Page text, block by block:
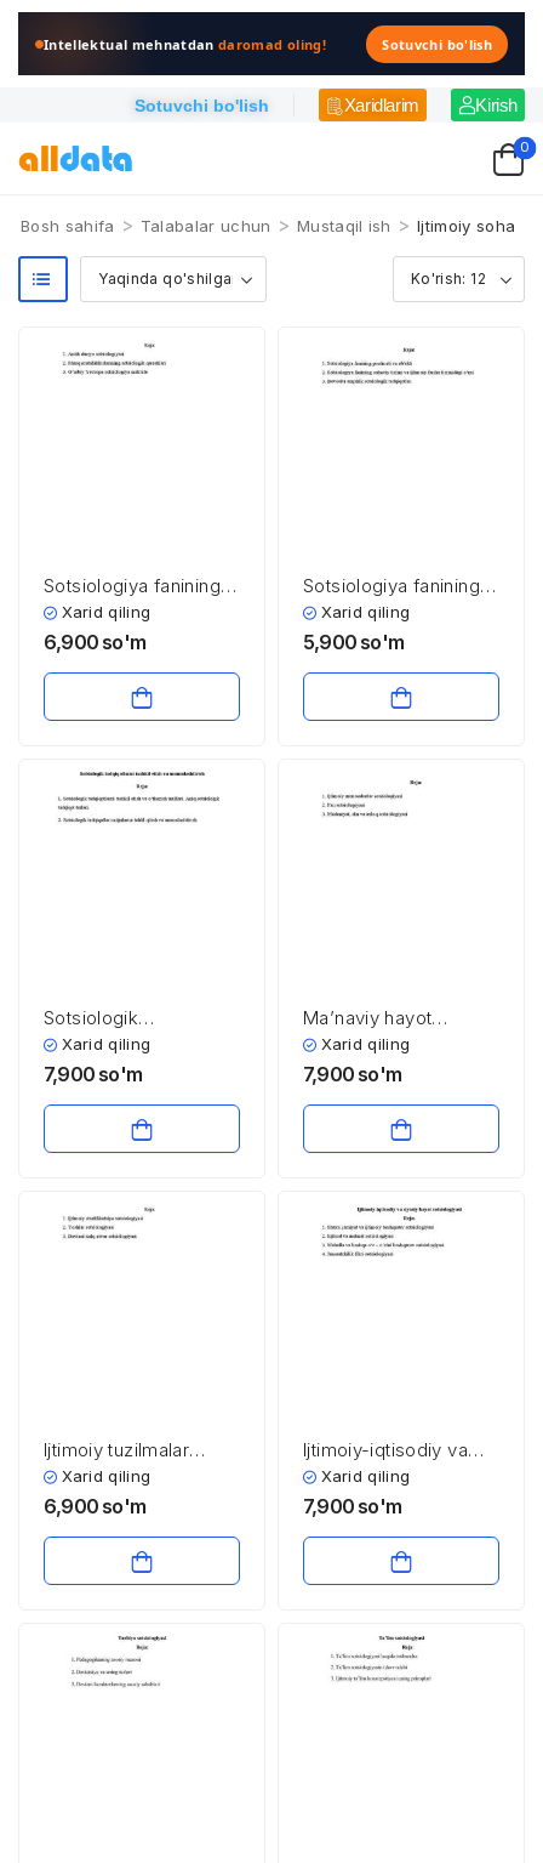
Intellektual mehnatdandaromad oling! Sotuvchi bo'lish
Sotuvchi bo'lish Xaridlarim Kirish
0
Bosh sahifa > Talabalar uchun > Mustaqil ish > Ijtimoiy soha
Sotsiologiya fanining
yuzaga kelishi va
taraqqiy etishi
Xarid qiling
6,900 so'm
Sotsiologiya fanining
nazariy asoslari
Xarid qiling
5,900 so'm
Sotsiologik
tadqiqotlarni tashkil
etish va
Xarid qiling
7,900 so'm
Ma’naviy hayot
sotsiologiyasi
Xarid qiling
7,900 so'm
Ijtimoiy tuzilmalar
sotsiologiyasi
Xarid qiling
6,900 so'm
Ijtimoiy-iqtisodiy va
siyosiy hayot
sotsiologiyasi
Xarid qiling
7,900 so'm